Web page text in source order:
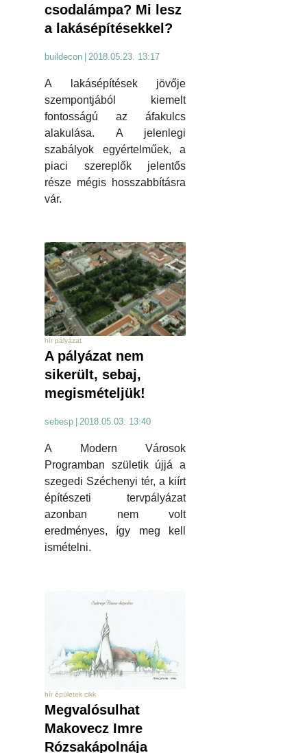
csodalámpa? Mi lesz
a lakásépítésekkel?
buildecon 2018.05.23. 13:17
A lakásépítések jövője
szempontjából kiemelt
fontosságú az áfakulcs
alakulása. A jelenlegi
szabályok egyértelműek, a
piaci szereplők jelentős
része mégis hosszabbításra
vár.
hír pályázat
A pályázat nem
sikerült, sebaj,
megismételjük!
sebesp 2018.05.03. 13:40
A Modern Városok
Programban születik újjá a
szegedi Széchenyi tér, a kiírt
építészeti tervpályázat
azonban nem volt
eredményes, így meg kell
ismételni.
hír épületek cikk
Megvalósulhat
Makovecz Imre
Rózsakápolnája